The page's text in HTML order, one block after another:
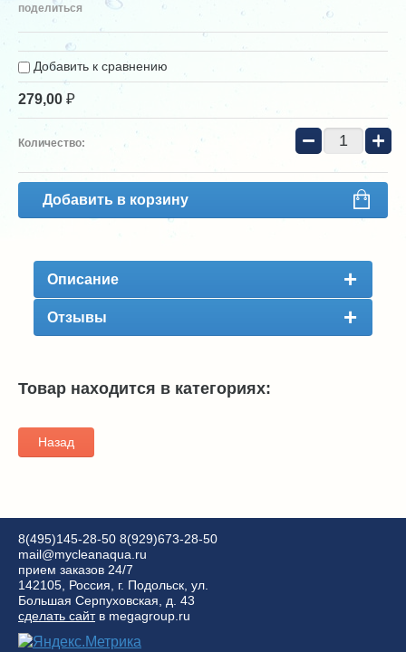
поделиться
Добавить к сравнению
279,00 ₽
Количество: − +
Добавить в корзину
Описание
Отзывы
Товар находится в категориях:
Назад
8(495)145-28-50 8(929)673-28-50
mail@mycleanaqua.ru
прием заказов 24/7
142105, Россия, г. Подольск, ул.
Большая Серпуховская, д. 43
сделать сайтв megagroup.ru